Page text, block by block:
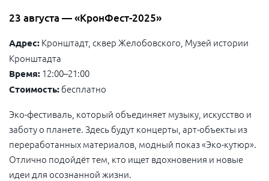
23 августа — «КронФест-2025»
Адрес: Кронштадт, сквер Желобовского, Музей истории
Кронштадта
Время: 12:00–21:00
Стоимость: бесплатно
Эко-фестиваль, который объединяет музыку, искусство и
заботу о планете. Здесь будут концерты, арт-объекты из
переработанных материалов, модный показ «Эко-кутюр».
Отлично подойдёт тем, кто ищет вдохновения и новые
идеи для осознанной жизни.